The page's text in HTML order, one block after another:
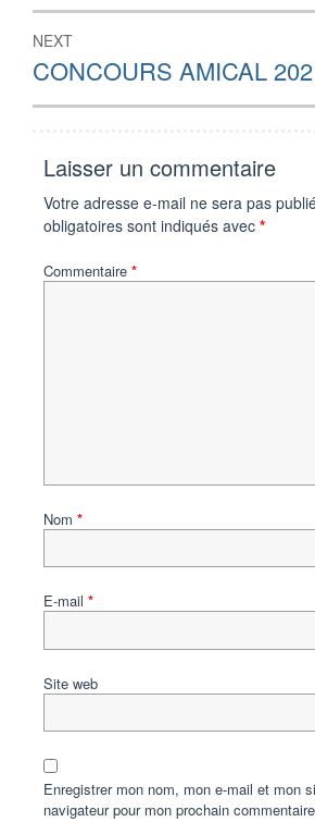
NEXT
Next
post:
CONCOURS AMICAL
Laisser un commentaire
Votre adresse e-mail ne sera pas
obligatoires sont indiqués avec *
Commentaire *
Nom *
E-mail *
Site web
Enregistrer mon nom, mon e-mail et mon
navigateur pour mon prochain